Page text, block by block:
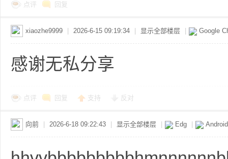
点评 回复
xiaozhe9999 2026-6-15 09:19:34 显示全部楼层 Google
感谢无私分享
点评 回复 支持 反对
向前 2026-6-18 09:22:43 显示全部楼层 Edg Android